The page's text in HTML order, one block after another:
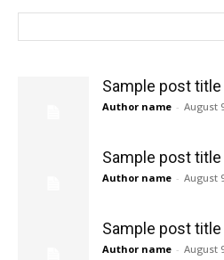
Sample post title
Author name - August
Sample post title
Author name - August
Sample post title
Author name - August